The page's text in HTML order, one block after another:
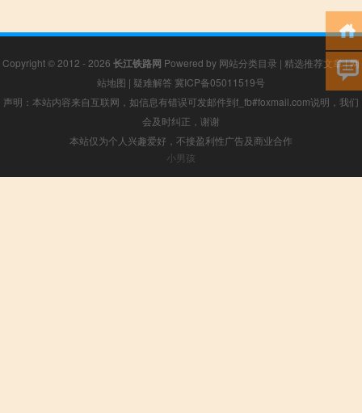
Copyright © 2012 - 2026 长江铁路网 Powered by 网站分类目录 | 精选推荐文章|网
站地图 | 疑难解答 冀ICP备05011519号
声明：本站内容来自互联网，如信息有错误可发邮件到f_fb#foxmail.com说明，我们
会及时纠正，谢谢
本站仅为个人兴趣爱好，不接盈利性广告及商业合作
小男孩